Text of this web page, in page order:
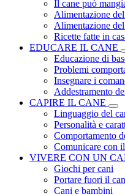
Il cane può
Alimentazione
Alimentazione
Ricette fatte in
EDUCARE IL CANE
Educazione di
Problemi
Insegnare i
Addestramento
CAPIRE IL CANE
Linguaggio del
Personalità e
Comportamento
Comunicare con
VIVERE CON UN
Giochi per cani
Portare fuori il
Cani e bambini